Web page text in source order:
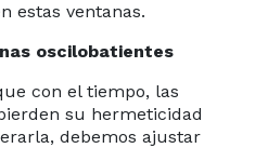
estas ventanas.
oscilobatientes
con el tiempo, las
su hermeticidad
debemos ajustar